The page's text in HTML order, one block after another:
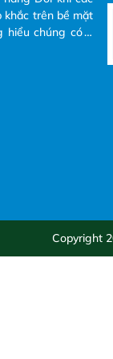
khắc trên bề mặt
hiểu chúng có ý
Copyright